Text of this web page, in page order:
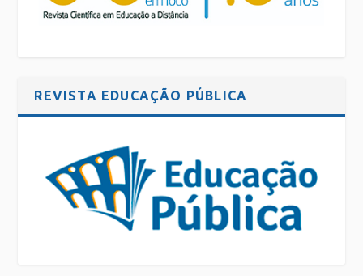
REVISTA EDUCAÇÃO PÚBLICA